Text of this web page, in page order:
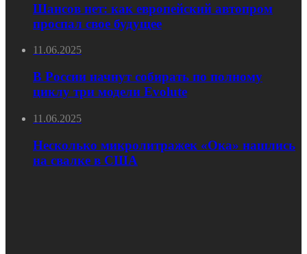
Шансов нет: как европейский автопром
проспал свое будущее
11.06.2025
В России начнут собирать по полному
циклу три модели Evolute
11.06.2025
Несколько микролитражек «Ока» нашлись
на свалке в США